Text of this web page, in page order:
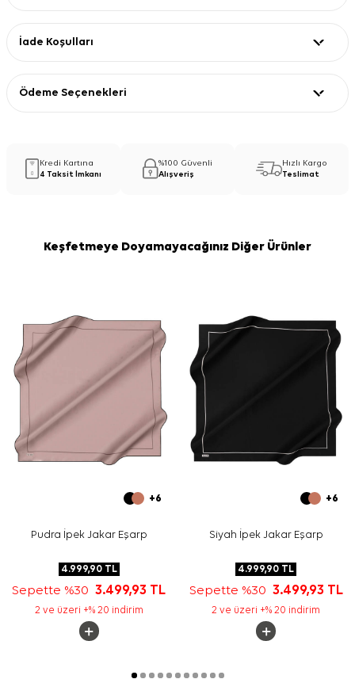
İade Koşulları
Ödeme Seçenekleri
Kredi Kartına
4 Taksit İmkanı
%100 Güvenli
Alışveriş
Hızlı Kargo
Teslimat
Keşfetmeye Doyamayacağınız Diğer Ürünler
+6
Pudra İpek Jakar Eşarp
4.999,90TL
Sepette %303.499,93 TL
2 ve üzeri +% 20 indirim
+6
Siyah İpek Jakar Eşarp
4.999,90 TL
Sepette %30 3.499,93 TL
2 ve üzeri +% 20 indirim